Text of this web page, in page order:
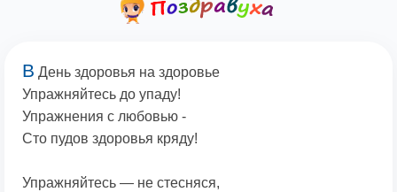
В День здоровья на здоровье
Упражняйтесь до упаду!
Упражнения с любовью -
Сто пудов здоровья кряду!
Упражняйтесь — не стесняся,